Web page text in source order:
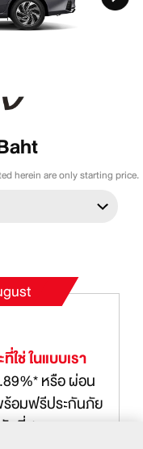
herein are only starting price.
ใช่ ในแบบเรา
หรือ ผ่อน
ร้อมฟรีประกันภัย